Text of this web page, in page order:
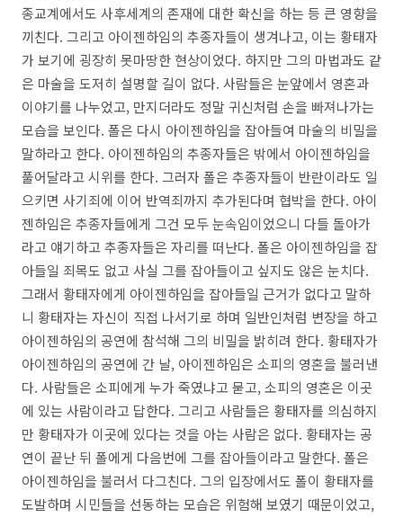
종교계에서도 사후세계의 존재에 대한 확신을 하는 등 큰 영향을
끼친다. 그리고 아이젠하임의 추종자들이 생겨나고, 이는 황태자
가 보기에 굉장히 못마땅한 현상이었다. 하지만 그의 마법과도 같
은 마술을 도저히 설명할 길이 없다. 사람들은 눈앞에서 영혼과
이야기를 나누었고, 만지더라도 정말 귀신처럼 손을 빠져나가는
모습을 보인다. 폴은 다시 아이젠하임을 잡아들여 마술의 비밀을
말하라고 한다. 아이젠하임의 추종자들은 밖에서 아이젠하임을
풀어달라고 시위를 한다. 그러자 폴은 추종자들이 반란이라도 일
으키면 사기죄에 이어 반역죄까지 추가된다며 협박을 한다. 아이
젠하임은 추종자들에게 그건 모두 눈속임이었으니 다들 돌아가
라고 얘기하고 추종자들은 자리를 떠난다. 폴은 아이젠하임을 잡
아들일 죄목도 없고 사실 그를 잡아들이고 싶지도 않은 눈치다.
그래서 황태자에게 아이젠하임을 잡아들일 근거가 없다고 말하
니 황태자는 자신이 직접 나서기로 하며 일반인처럼 변장을 하고
아이젠하임의 공연에 참석해 그의 비밀을 밝히려 한다. 황태자가
아이젠하임의 공연에 간 날, 아이젠하임은 소피의 영혼을 불러낸
다. 사람들은 소피에게 누가 죽였냐고 묻고, 소피의 영혼은 이곳
에 있는 사람이라고 답한다. 그리고 사람들은 황태자를 의심하지
만 황태자가 이곳에 있다는 것을 아는 사람은 없다. 황태자는 공
연이 끝난 뒤 폴에게 다음번에 그를 잡아들이라고 말한다. 폴은
아이젠하임을 불러서 다그친다. 그의 입장에서도 폴이 황태자를
도발하며 시민들을 선동하는 모습은 위험해 보였기 때문이었고,